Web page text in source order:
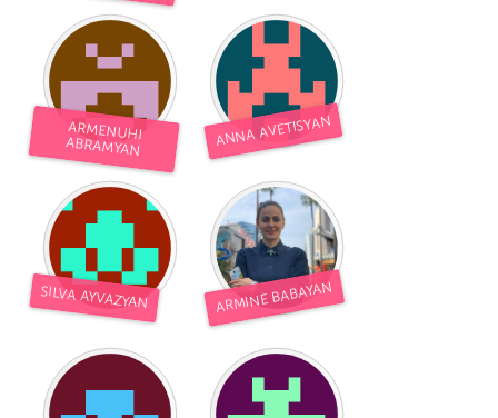
ARMENUHI
ABRAMYAN ANNA AVETISYAN
SILVA AYVAZYAN ARMINE BABAYAN